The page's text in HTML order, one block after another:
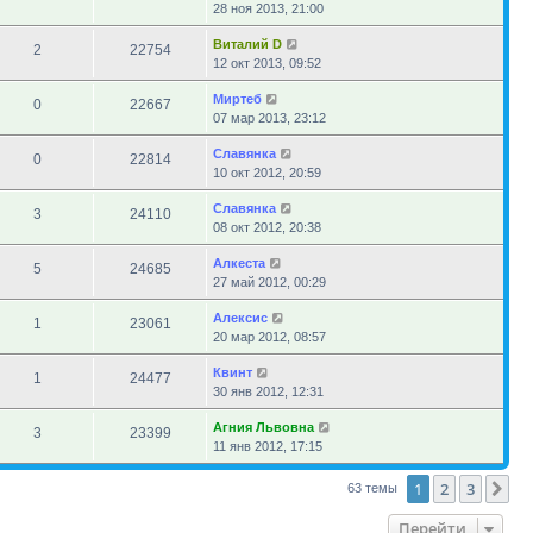
28 ноя 2013, 21:00
2 22754
Виталий D
12 окт 2013, 09:52
0 22667
Миртеб
07 мар 2013, 23:12
0 22814
Славянка
10 окт 2012, 20:59
3 24110
Славянка
08 окт 2012, 20:38
5 24685
Алкеста
27 май 2012, 00:29
1 23061
Алексис
20 мар 2012, 08:57
1 24477
Квинт
30 янв 2012, 12:31
3 23399
Агния Львовна
11 янв 2012, 17:15
63 темы 1 2 3
Перейти